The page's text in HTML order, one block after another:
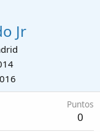
Jr
Puntos
0